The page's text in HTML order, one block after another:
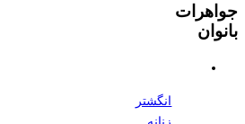
جواهرات
بانوان
انگشتر